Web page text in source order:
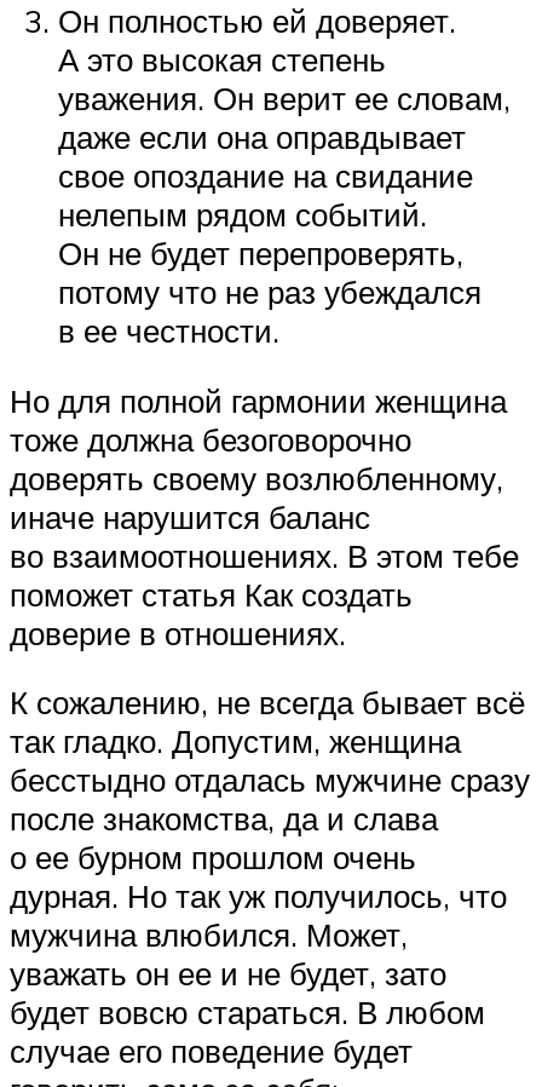
Он полностью ей доверяет.
А это высокая степень
уважения. Он верит ее словам,
даже если она оправдывает
свое опоздание на свидание
нелепым рядом событий.
Он не будет перепроверять,
потому что не раз убеждался
в ее честности.
Но для полной гармонии женщина
тоже должна безоговорочно
доверять своему возлюбленному,
иначе нарушится баланс
во взаимоотношениях. В этом тебе
поможет статья Как создать
доверие в отношениях.
К сожалению, не всегда бывает всё
так гладко. Допустим, женщина
бесстыдно отдалась мужчине сразу
после знакомства, да и слава
о ее бурном прошлом очень
дурная. Но так уж получилось, что
мужчина влюбился. Может,
уважать он ее и не будет, зато
будет вовсю стараться. В любом
случае его поведение будет